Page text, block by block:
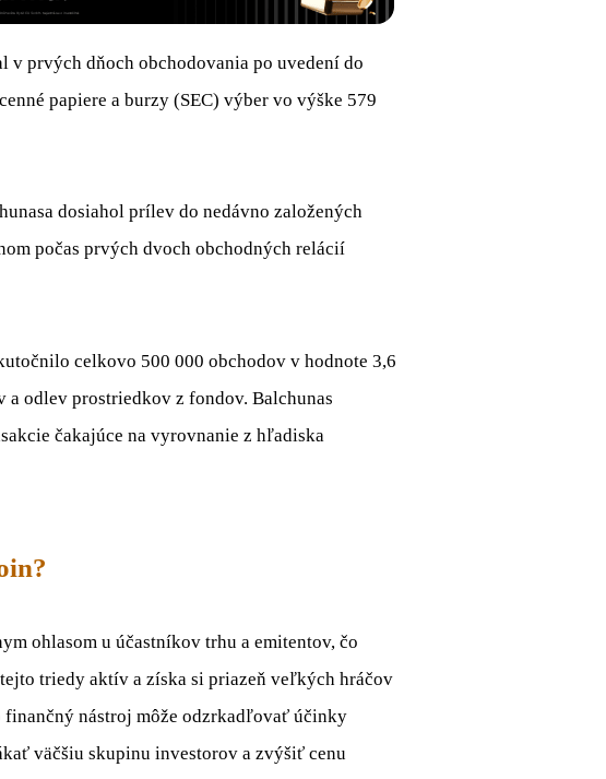
v prvých dňoch obchodovania po uvedení do
papiere a burzy (SEC) výber vo výške 579
dosiahol prílev do nedávno založených
počas prvých dvoch obchodných relácií
celkovo 500 000 obchodov v hodnote 3,6
odlev prostriedkov z fondov. Balchunas
čakajúce na vyrovnanie z hľadiska
ohlasom u účastníkov trhu a emitentov, čo
triedy aktív a získa si priazeň veľkých hráčov
finančný nástroj môže odzrkadľovať účinky
väčšiu skupinu investorov a zvýšiť cenu